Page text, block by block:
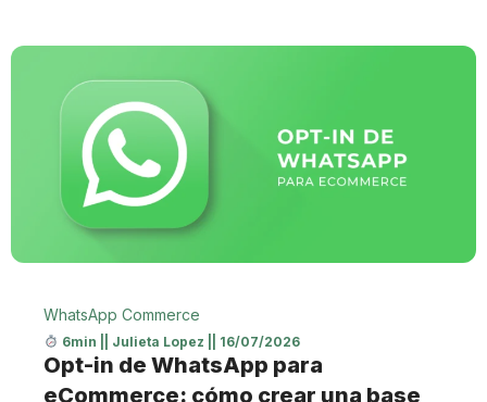
WhatsApp Commerce
6min Julieta Lopez 16/07/2026
Opt-in de WhatsApp para
eCommerce: cómo crear una base